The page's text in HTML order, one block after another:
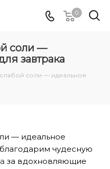
0
соли —
завтрака
соли — идеальное
— идеальное
чудесную
за вдохновляющие